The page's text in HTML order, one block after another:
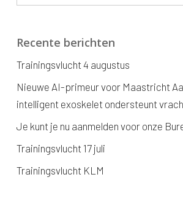
Recente berichten
Trainingsvlucht 4 augustus
Nieuwe AI-primeur voor Maastricht
intelligent exoskelet ondersteunt
Je kunt je nu aanmelden voor onze
Trainingsvlucht 17 juli
Trainingsvlucht KLM